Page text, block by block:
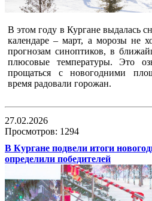
В этом году в Кургане выдалась
календаре – март, а морозы не
прогнозам синоптиков, в
плюсовые температуры. Это
прощаться с новогодними
время радовали горожан.
27.02.2026
Просмотров: 1294
В Кургане подвели итоги
определили победителей